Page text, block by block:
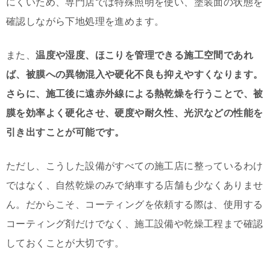
確認しながら下地処理を進めます。
また、温度や湿度、ほこりを管理できる施工空間であれ
ば、被膜への異物混入や硬化不良も抑えやすくなります。
さらに、施工後に遠赤外線による熱乾燥を行うことで、被
膜を効率よく硬化させ、硬度や耐久性、光沢などの性能を
引き出すことが可能です。
ただし、こうした設備がすべての施工店に整っているわけ
ではなく、自然乾燥のみで納車する店舗も少なくありませ
ん。だからこそ、コーティングを依頼する際は、使用する
コーティング剤だけでなく、施工設備や乾燥工程まで確認
しておくことが大切です。